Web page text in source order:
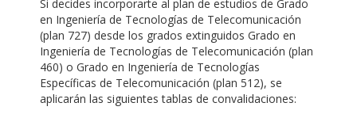
Si decides incorporarte al plan de estudios de Grado
en Ingeniería de Tecnologías de Telecomunicación
(plan 727) desde los grados extinguidos Grado en
Ingeniería de Tecnologías de Telecomunicación (plan
460) o Grado en Ingeniería de Tecnologías
Específicas de Telecomunicación (plan 512), se
aplicarán las siguientes tablas de convalidaciones: